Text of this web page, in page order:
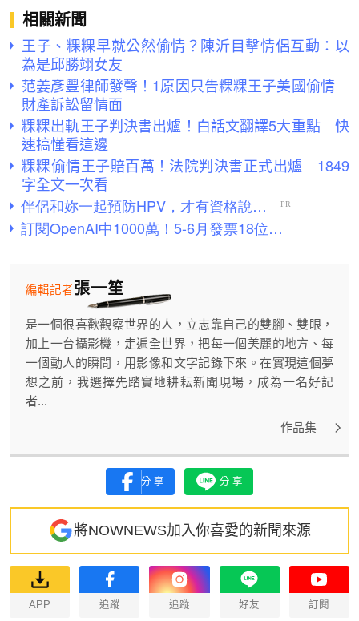
相關新聞
王子、粿粿早就公然偷情？陳沂目擊情侶互動：以
為是邱勝翊女友
范姜彥豐律師發聲！1原因只告粿粿王子美國偷情
財產訴訟留情面
粿粿出軌王子判決書出爐！白話文翻譯5大重點 快
速搞懂看這邊
粿粿偷情王子賠百萬！法院判決書正式出爐 1849
字全文一次看
張一笙
編輯記者
是一個很喜歡觀察世界的人，立志靠自己的雙腳、雙眼，
加上一台攝影機，走遍全世界，把每一個美麗的地方、每
一個動人的瞬間，用影像和文字記錄下來。在實現這個夢
想之前，我選擇先踏實地耕耘新聞現場，成為一名好記
者...
作品集
分享 分享
將NOWNEWS加入你喜愛的新聞來源
APP 追蹤 追蹤 好友 訂閱